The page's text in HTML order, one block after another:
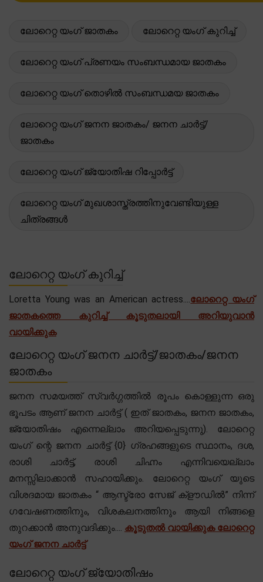
ലോറെറ്റ യംഗ് ജാതകം ലോറെറ്റ യംഗ് കുറിച്ച്
ലോറെറ്റ യംഗ് പ്രണയം സംബന്ധമായ ജാതകം
ലോറെറ്റ യംഗ് തൊഴിൽ സംബന്ധമയ ജാതകം
ലോറെറ്റ യംഗ് ജനന ജാതകം/ ജനന ചാർട്ട്/
ജാതകം
ലോറെറ്റ യംഗ് ജ്യോതിഷ റിപ്പോർട്ട്
ലോറെറ്റ യംഗ് മുഖശാസ്ത്രത്തിനുവേണ്ടിയുള്ള
ചിത്രങ്ങൾ
ലോറെറ്റ യംഗ് കുറിച്ച്
Loretta Young was an American actress....ലോറെറ്റ യംഗ്
ജാതകത്തെ കുറിച്ച് കൂടുതലായി അറിയുവാൻ
വായിക്കുക
ലോറെറ്റ യംഗ് ജനന ചാർട്ട്/ജാതകം/ജനന
ജാതകം
ജനന സമയത്ത് സ്വർഗ്ഗത്തിൽ രൂപം കൊള്ളുന്ന ഒരു
ഭൂപടം ആണ് ജനന ചാർട്ട് ( ഇത് ജാതകം, ജനന ജാതകം,
ജ്യോതിഷം എന്നെല്ലാം അറിയപ്പെടുന്നു). ലോറെറ്റ
യംഗ് ന്റെ ജനന ചാർട്ട് {0} ഗ്രഹങ്ങളുടെ സ്ഥാനം, ദശ,
രാശി ചാർട്ട്, രാശി ചിഹ്നം എന്നിവയെല്ലാം
മനസ്സിലാക്കാൻ സഹായിക്കും. ലോറെറ്റ യംഗ് യുടെ
വിശദമായ ജാതകം “ ആസ്ട്രോ സേജ് ക്‌ളൗഡിൽ” നിന്ന്
ഗവേഷണത്തിനും, വിശകലനത്തിനും ആയി നിങ്ങളെ
തുറക്കാൻ അനുവദിക്കും.... കൂടുതൽ വായിക്കുക ലോറെറ്റ
യംഗ് ജനന ചാർട്ട്
ലോറെറ്റ യംഗ് ജ്യോതിഷം